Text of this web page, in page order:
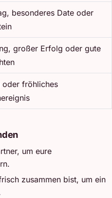
besonderes Date oder
großer Erfolg oder gute
oder fröhliches
um eure
zusammen bist, um ein